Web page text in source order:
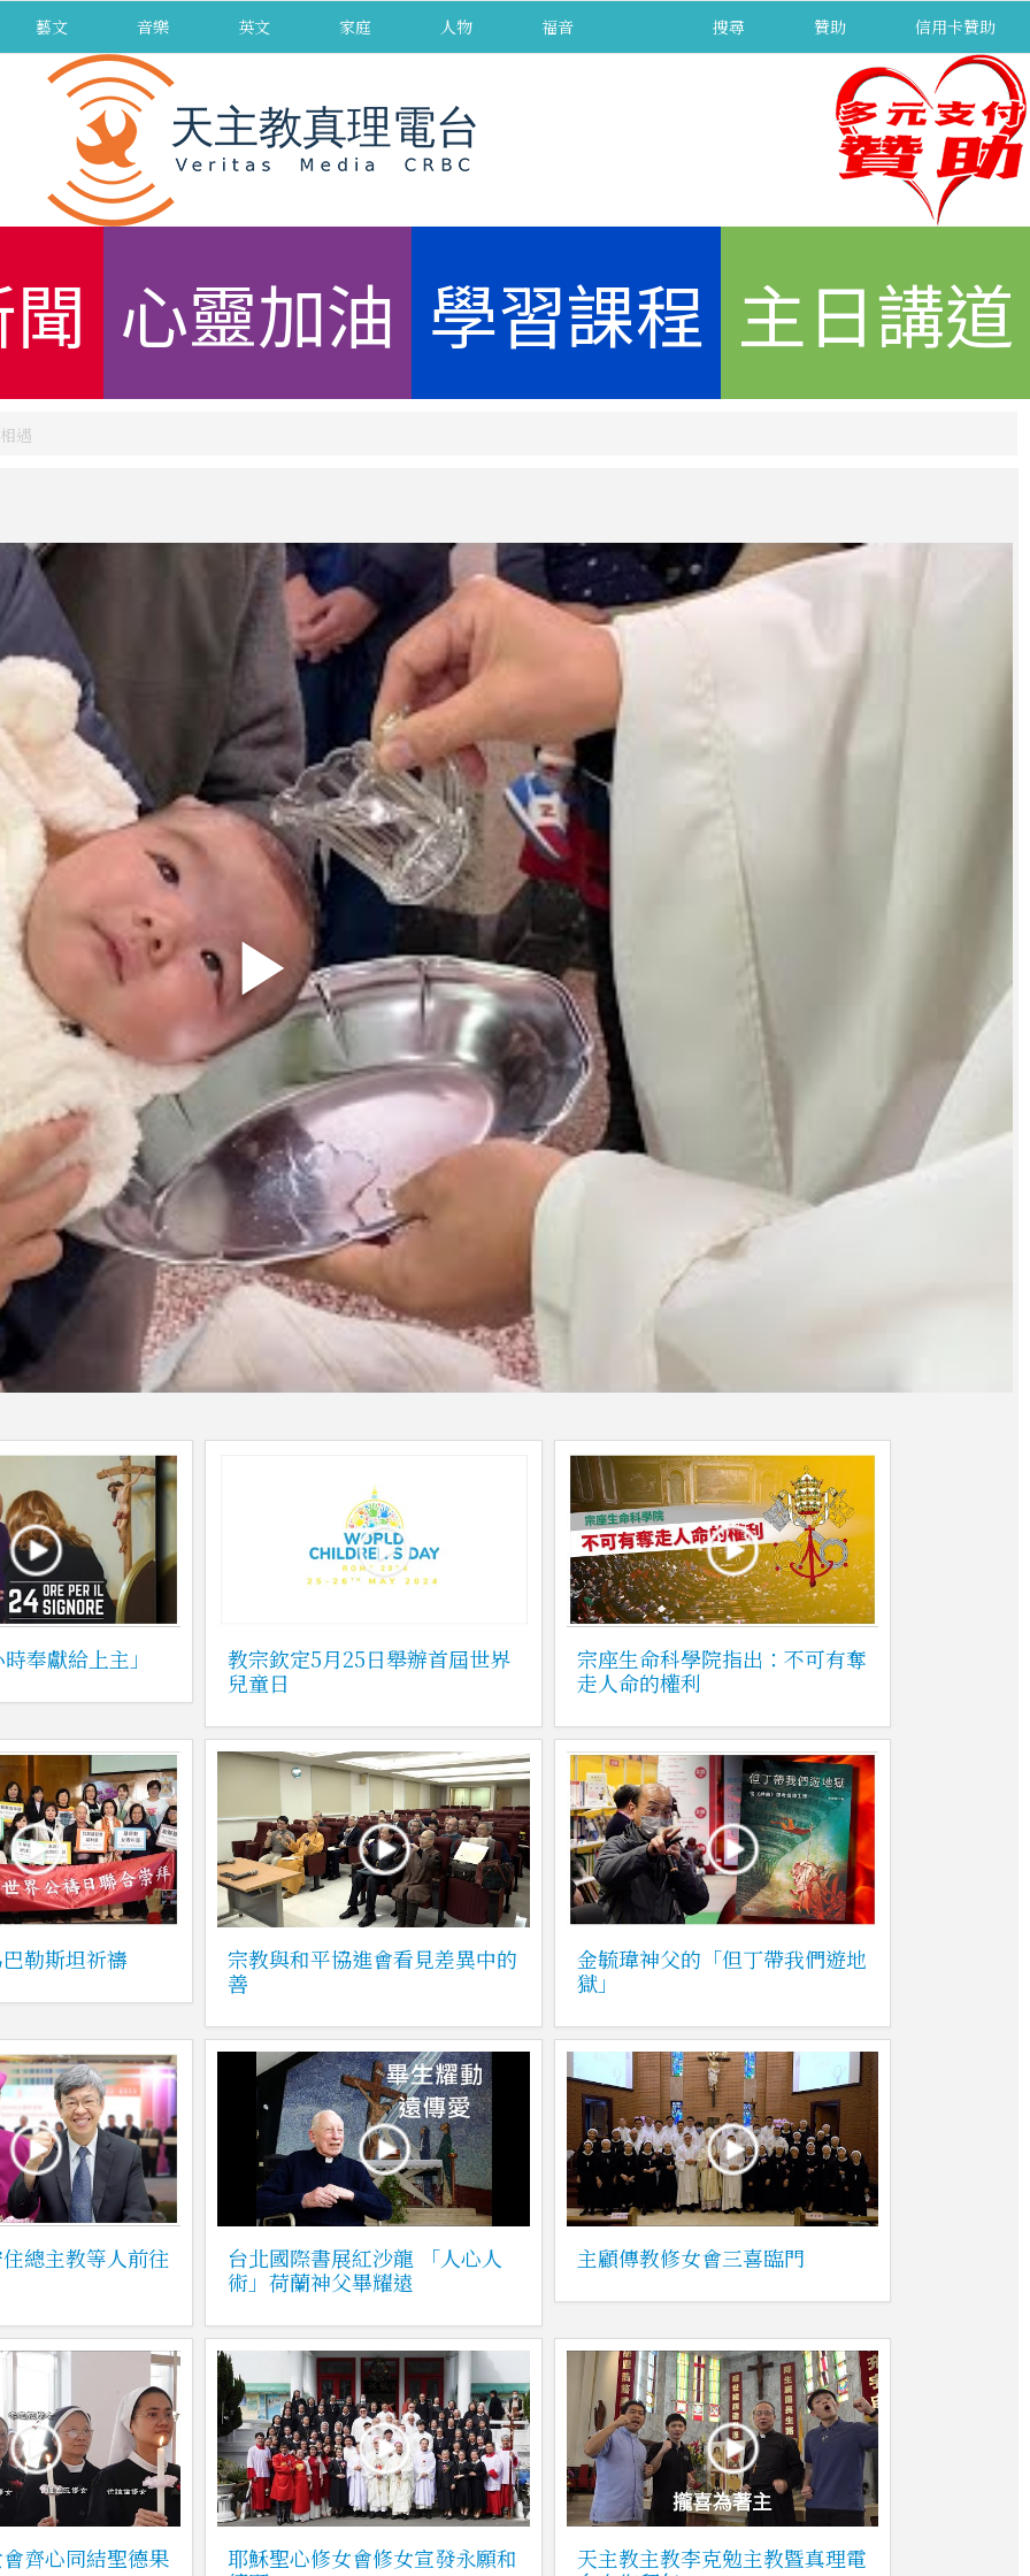
藝文 音樂 英文 家庭 人物 福音 搜尋 贊助 信用卡贊助
心靈加油 學習課程 主日講道
遇
奉獻給上主」
教宗欽定5月25日舉辦首屆世界
兒童日
宗座生命科學院指出：不可有奪
走人命的權利
勒斯坦祈禱
宗教與和平協進會看見差異中的
善
金毓瑋神父的「但丁帶我們遊地
獄」
總主教等人前往
台北國際書展紅沙龍 「人心人
術」荷蘭神父畢耀遠
主顧傳教修女會三喜臨門
齊心同結聖德果
耶穌聖心修女會修女宣發永願和
天主教主教李克勉主教暨真理電